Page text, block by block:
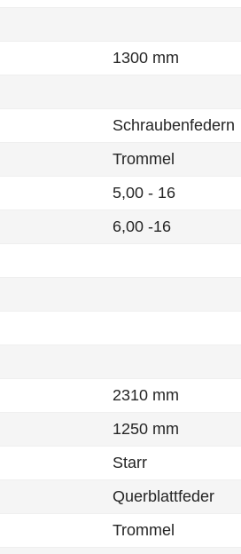
1300 mm
Schraubenfedern
Trommel
5,00 - 16
6,00 -16
2310 mm
1250 mm
Starr
Querblattfeder
Trommel